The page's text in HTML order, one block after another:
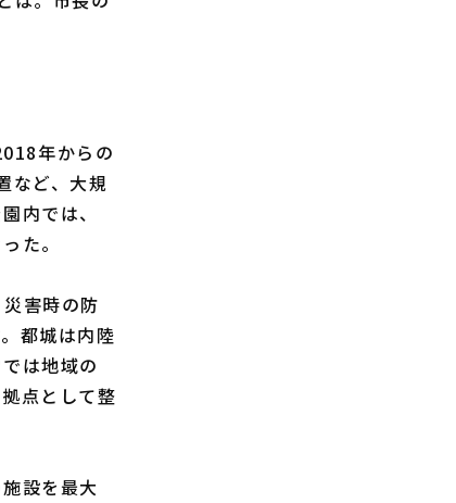
年からの
など、大規
内では、
た。
害時の防
都城は内陸
は地域の
点として整
設を最大